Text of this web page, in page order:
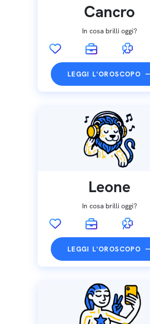
Cancro
In cosa brilli oggi?
LEGGI L'OROSCOPO
Leone
In cosa brilli oggi?
LEGGI L'OROSCOPO